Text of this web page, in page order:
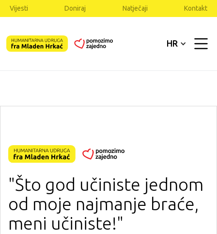
Vijesti Doniraj Natječaji Kontakt
HR
"Što god učiniste jednom
od moje najmanje braće,
meni učiniste!"